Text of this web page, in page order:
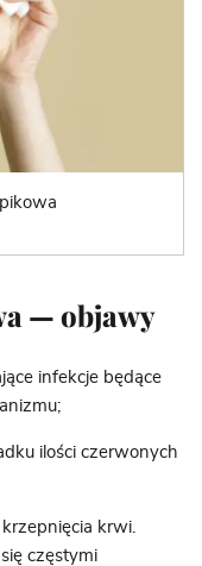
— objawy
infekcje będące
ilości czerwonych
krwi.
częstymi